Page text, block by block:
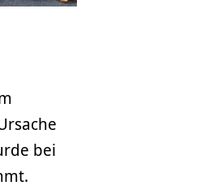
bei